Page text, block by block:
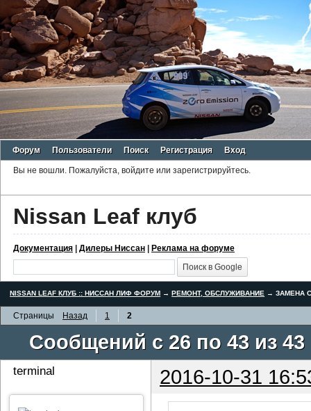
Форум Пользователи Поиск Регистрация Вход
Вы не вошли. Пожалуйста, войдите или зарегистрируйтесь.
Nissan Leaf клуб
Документация | Дилеры Ниссан | Реклама на форуме
NISSAN LEAF КЛУБ :: НИССАН ЛИФ ФОРУМ → РЕМОНТ, ОБСЛУЖИВАНИЕ →ЗАМЕНА
Страницы Назад 1 2
Сообщений с 26 по 43 из 43
terminal 2016-10-31